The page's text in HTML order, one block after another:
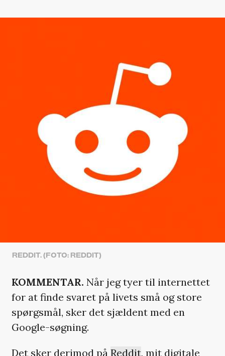
REDDIT. (FOTO: REDDIT)
KOMMENTAR. Når jeg tyer til internettet
for at finde svaret på livets små og store
spørgsmål, sker det sjældent med en
Google-søgning.
Det sker derimod på Reddit, mit digitale